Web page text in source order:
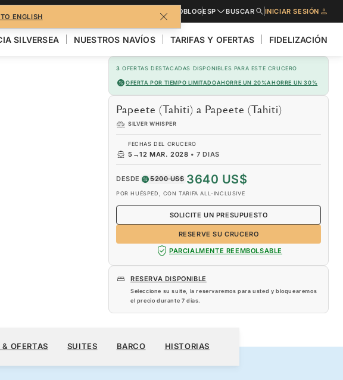
ENGLISH
SOLICITE PRESUPUESTOBLOGESP BUSCAR INICIAR SESIÓN
SILVERSEA NUESTROS NAVÍOS TARIFAS Y OFERTAS FIDELIZACIÓN
3 OFERTAS DESTACADAS DISPONIBLES PARA ESTE CRUCERO
OFERTA POR TIEMPO LIMITADOAHORRE UN 20%AHORRE UN 30%
Papeete (Tahiti) a Papeete (Tahiti)
SILVER WHISPER
FECHAS DEL CRUCERO
5 →12 MAR. 2028 •7 DIAS
DESDE 5200 US$ 3640 US$
POR HUÉSPED, CON TARIFA ALL-INCLUSIVE
RESERVE SU CRUCERO
SOLICITE UN PRESUPUESTO
PARCIALMENTE REEMBOLSABLE
RESERVA DISPONIBLE
Seleccione su suite, la reservaremos para usted y bloquearemos
el precio durante 7 dias.
CON TARIFA ALL-INCLUSIVE
RESERVE SU CRUCERO
& OFERTAS SUITES BARCO HISTORIAS